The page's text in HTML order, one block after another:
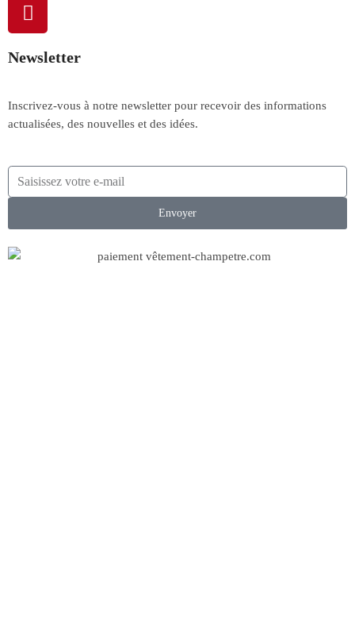
Newsletter
Inscrivez-vous à notre newsletter pour recevoir des informations
actualisées, des nouvelles et des idées.
Envoyer